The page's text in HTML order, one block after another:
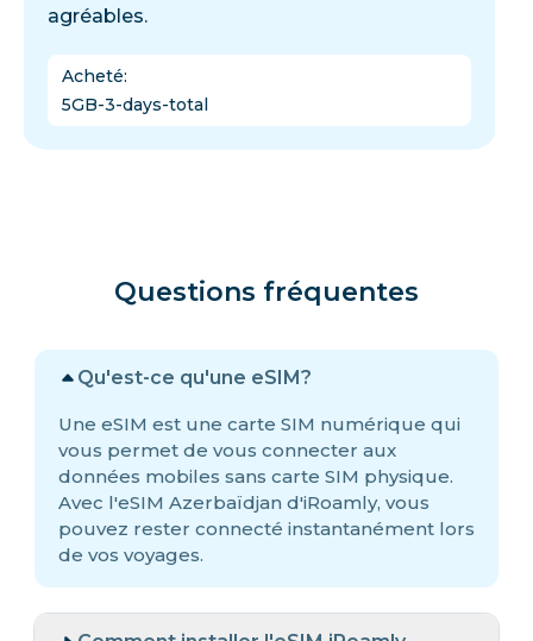
agréables.
Acheté:
5GB-3-days-total
Questions fréquentes
Qu'est-ce qu'une eSIM?
Une eSIM est une carte SIM numérique qui
vous permet de vous connecter aux
données mobiles sans carte SIM physique.
Avec l'eSIM Azerbaïdjan d'iRoamly, vous
pouvez rester connecté instantanément lors
de vos voyages.